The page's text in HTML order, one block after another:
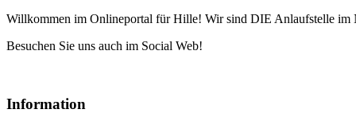
Willkommen im Onlineportal für Hille! Wir sind DIE Anlaufstelle im
Besuchen Sie uns auch im Social Web!
Information